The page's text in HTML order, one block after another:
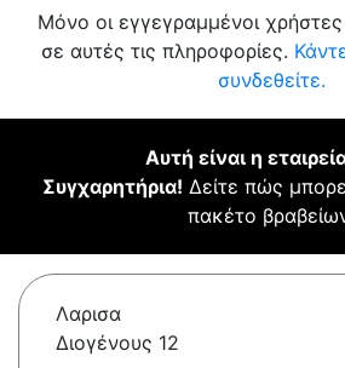
Μόνο οι εγγεγραμμένοι
σε αυτές τις πληροφορίες.
συνδεθείτε.
Αυτή είναι η
Συγχαρητήρια! Δείτε πώς
πακέτο
Λαρισα
Διογένους 12